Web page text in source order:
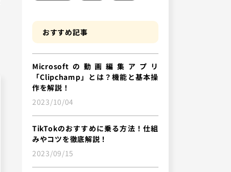
おすすめ記事
Microsoftの動画編集アプリ
「Clipchamp」とは？機能と基本操
作を解説！
2023/10/04
TikTokのおすすめに乗る方法！仕組
みやコツを徹底解説！
2023/09/15